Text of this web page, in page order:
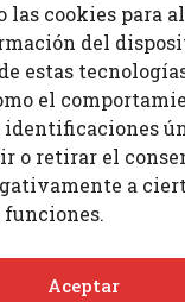
las cookies para
del
estas
el
identificaciones
o retirar el
a
Aceptar